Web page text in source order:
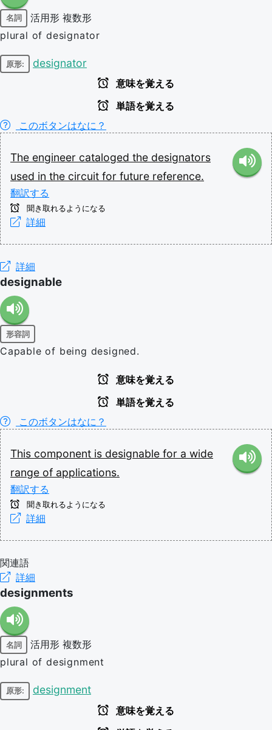
名詞 活用形 複数形
plural of designator
原形: designator
意味を覚える
単語を覚える
このボタンはなに？
The engineer cataloged the designators
used in the circuit for future reference.
翻訳する
聞き取れるようになる
詳細
詳細
designable
形容詞
Capable of being designed.
意味を覚える
単語を覚える
このボタンはなに？
This component is designable for a wide
range of applications.
翻訳する
聞き取れるようになる
詳細
関連語
詳細
designments
名詞 活用形 複数形
plural of designment
原形: designment
意味を覚える